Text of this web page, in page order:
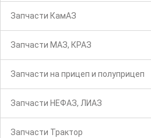
Запчасти КамАЗ
Запчасти МАЗ, КРАЗ
Запчасти на прицеп и полуприцеп
Запчасти НЕФАЗ, ЛИАЗ
Запчасти Трактор